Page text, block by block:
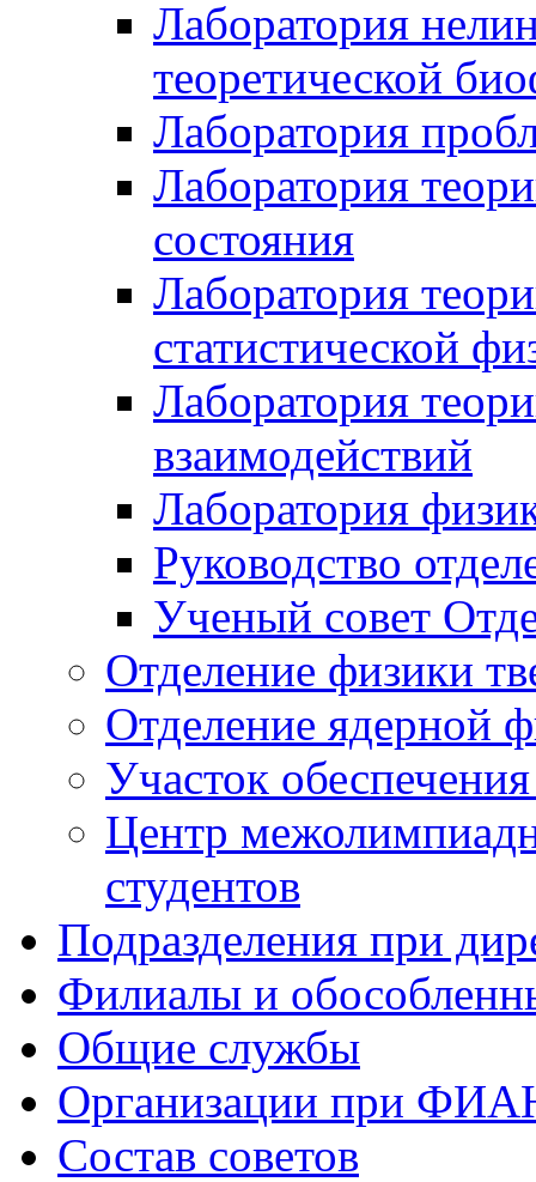
Лаборатория
теоретической
Лаборатория
Лаборатория
состояния
Лаборатория
статистической
Лаборатория
взаимодействий
Лаборатория
Руководство
Ученый совет
Отделение физики
Отделение ядерной
Участок
Центр
студентов
Подразделения при
Филиалы и
Общие службы
Организации при
Состав советов